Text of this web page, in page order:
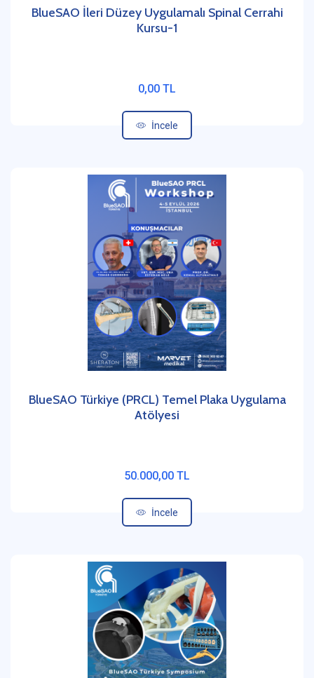
BlueSAO İleri Düzey Uygulamalı Spinal Cerrahi
Kursu-1
0,00 TL
İncele
BlueSAO Türkiye (PRCL) Temel Plaka Uygulama
Atölyesi
50.000,00 TL
İncele